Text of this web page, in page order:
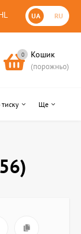
UA RU
0 Кошик
(порожньо)
Ще